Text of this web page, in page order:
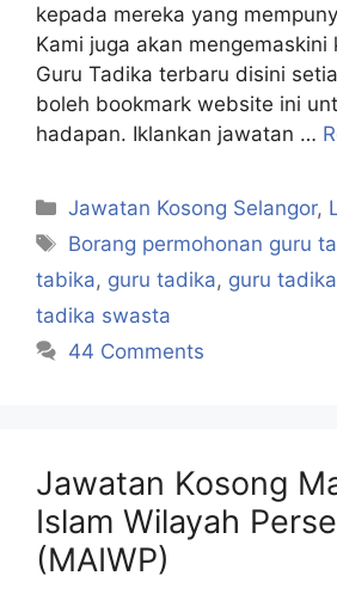
kepada mereka yang
Kami juga akan mengemaskini
Guru Tadika terbaru disini
boleh bookmark website ini
hadapan. Iklankan jawatan …
Categories
Jawatan Kosong Selangor,
Tags
Borang permohonan guru
tabika, guru tadika, guru
tadika swasta
44 Comments
Jawatan Kosong
Islam Wilayah
(MAIWP)